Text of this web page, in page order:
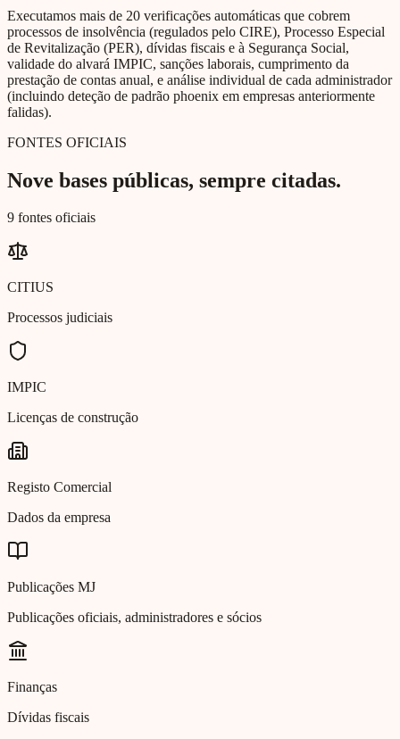
Executamos mais de 20 verificações automáticas que cobrem
processos de insolvência (regulados pelo CIRE), Processo Especial
de Revitalização (PER), dívidas fiscais e à Segurança Social,
validade do alvará IMPIC, sanções laborais, cumprimento da
prestação de contas anual, e análise individual de cada administrador
(incluindo deteção de padrão phoenix em empresas anteriormente
falidas).
FONTES OFICIAIS
Nove bases públicas, sempre citadas.
9 fontes oficiais
CITIUS
Processos judiciais
IMPIC
Licenças de construção
Registo Comercial
Dados da empresa
Publicações MJ
Publicações oficiais, administradores e sócios
Finanças
Dívidas fiscais